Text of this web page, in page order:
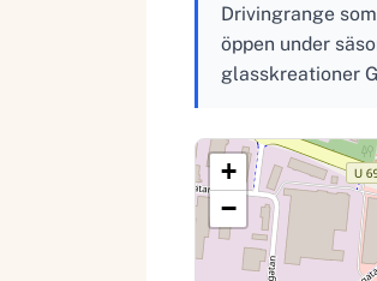
Drivingrange
öppen under
glasskreationer
+
−